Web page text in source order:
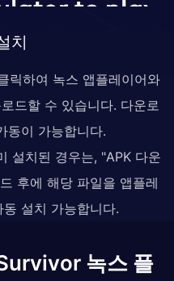
치
릭하여 녹스 앱플레이어와
드할 수 있습니다. 다운로
동이 가능합니다.
설치된 경우는, "APK 다운
후에 해당 파일을 앱플레
설치 가능합니다.
녹스 플